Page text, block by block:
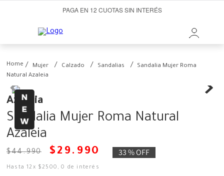
PAGA EN 12 CUOTAS SIN INTERÉS
Mujer Calzado Sandalias
Sandalia Mujer Roma
Natural Azaleia
Azaleia
Sandalia Mujer Roma Natural
Azaleia
$44.990 $ 29 . 990 33 %OFF
Hasta12 x $2500 ,0 de interés